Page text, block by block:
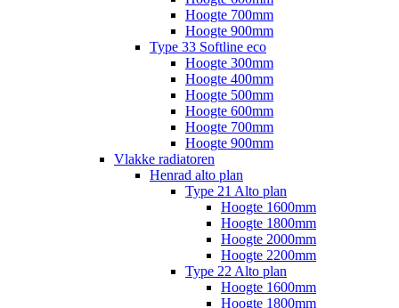
Hoogte 700mm
Hoogte 900mm
Type 33 Softline eco
Hoogte 300mm
Hoogte 400mm
Hoogte 500mm
Hoogte 600mm
Hoogte 700mm
Hoogte 900mm
Vlakke radiatoren
Henrad alto plan
Type 21 Alto plan
Hoogte 1600mm
Hoogte 1800mm
Hoogte 2000mm
Hoogte 2200mm
Type 22 Alto plan
Hoogte 1600mm
Hoogte 1800mm